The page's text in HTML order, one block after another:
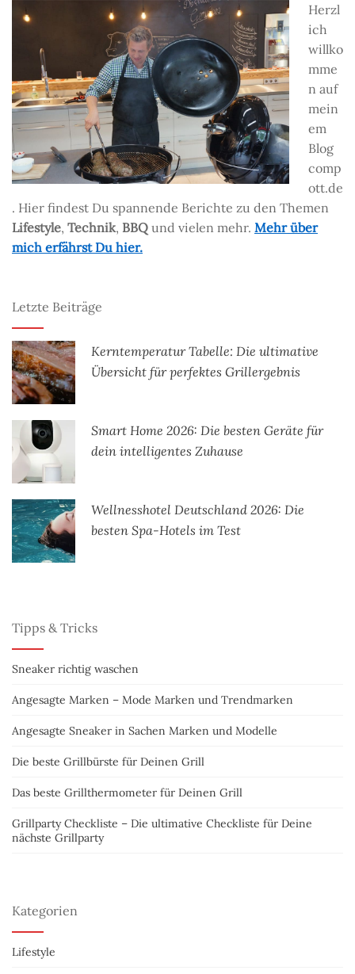
Herzl
ich
willko
mme
n auf
mein
em
Blog
comp
ott.de
. Hier findest Du spannende Berichte zu den Themen
Lifestyle, Technik, BBQ und vielen mehr. Mehr über
mich erfährst Du hier.
Letzte Beiträge
Kerntemperatur Tabelle: Die ultimative
Übersicht für perfektes Grillergebnis
Smart Home 2026: Die besten Geräte für
dein intelligentes Zuhause
Wellnesshotel Deutschland 2026: Die
besten Spa-Hotels im Test
Tipps & Tricks
Sneaker richtig waschen
Angesagte Marken – Mode Marken und Trendmarken
Angesagte Sneaker in Sachen Marken und Modelle
Die beste Grillbürste für Deinen Grill
Das beste Grillthermometer für Deinen Grill
Grillparty Checkliste – Die ultimative Checkliste für Deine
nächste Grillparty
Kategorien
Lifestyle